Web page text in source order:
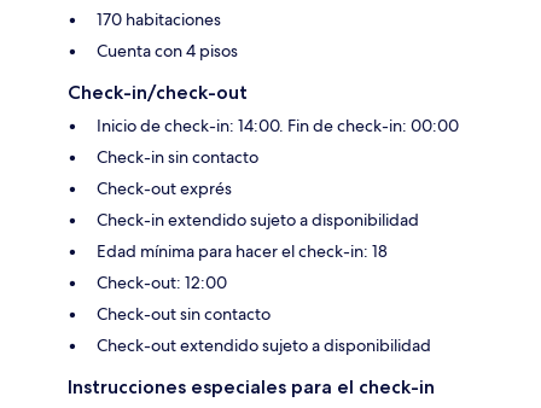
170 habitaciones
Cuenta con 4 pisos
Check-in/check-out
Inicio de check-in: 14:00. Fin de check-in: 00:00
Check-in sin contacto
Check-out exprés
Check-in extendido sujeto a disponibilidad
Edad mínima para hacer el check-in: 18
Check-out: 12:00
Check-out sin contacto
Check-out extendido sujeto a disponibilidad
Instrucciones especiales para el check-in